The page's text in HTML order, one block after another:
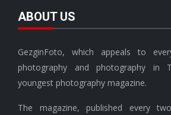
ABOUT US
GezginFoto, which appeals to
photography and photography in
youngest photography magazine.
The magazine, published every